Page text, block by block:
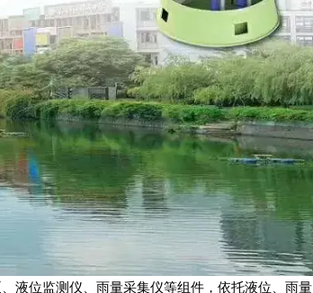
液位监测仪、雨量采集仪等组件，依托液位、雨量